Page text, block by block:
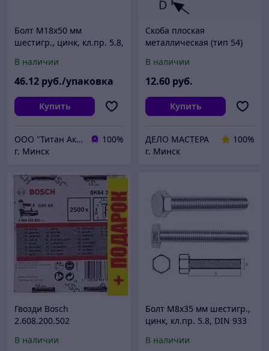
Болт М18х50 мм
шестигр., цинк, кл.пр. 5.8,
В наличии
46.12 руб./упаковка
Купить
ООО "Титан Актив"
100%
г. Минск
Скоба плоская
металлическая (тип 54)
BOSCH (2609200219)
(оригинал)
В наличии
12.60 руб.
Купить
ДЕЛО МАСТЕРА
100%
г. Минск
Гвозди Bosch
2.608.200.502
В наличии
Болт М8х35 мм шестигр.,
цинк, кл.пр. 5.8, DIN 933
В наличии